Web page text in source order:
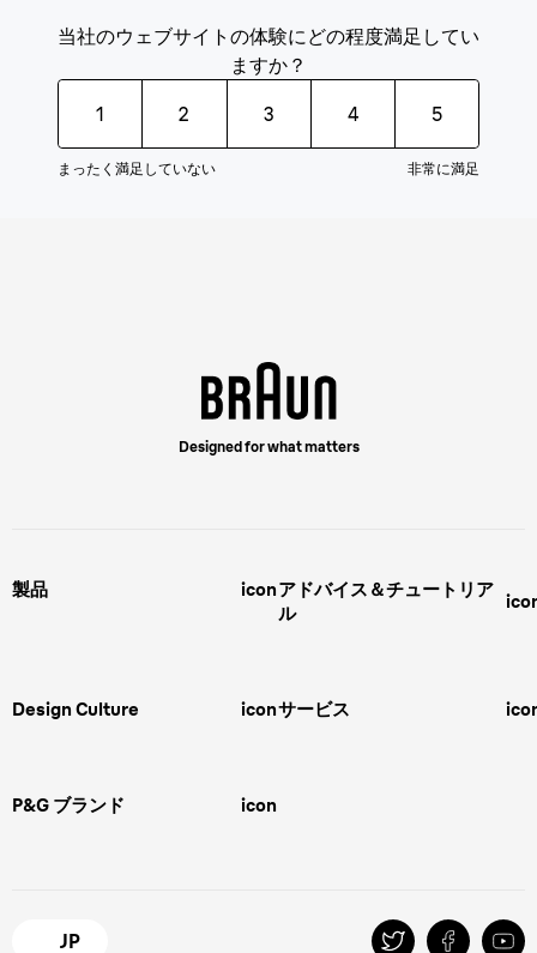
当社のウェブサイトの体験にどの程度満足してい
ますか？
1 2 3 4 5
まったく満足していない 非常に満足
Designed for what matters
製品 icon
スキンケア
ipl脱毛
アドバイス＆チュートリア
ル
ボディグルーミング
Design Culture icon
Braun Brand & Products
サービス
P&G ブランド icon
マイレピ
JP